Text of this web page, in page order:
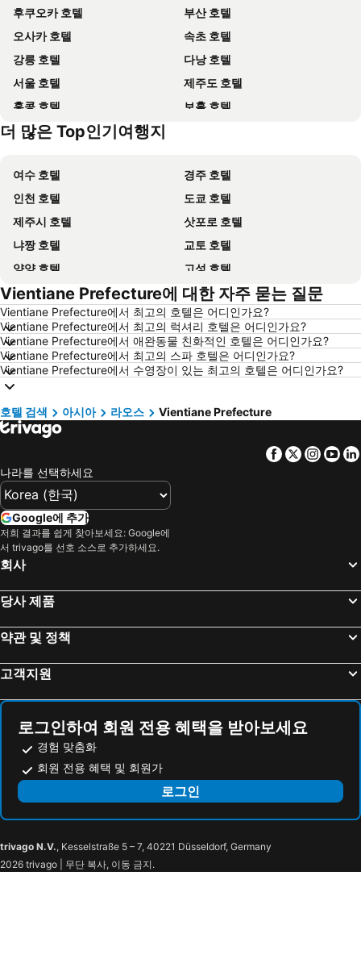
후쿠오카 호텔
부산 호텔
오사카 호텔
속초 호텔
강릉 호텔
다낭 호텔
서울 호텔
제주도 호텔
홍콩 호텔
보홀 호텔
강원도 호텔
더 많은 Top인기여행지
여수 호텔
경주 호텔
인천 호텔
도쿄 호텔
제주시 호텔
삿포로 호텔
냐짱 호텔
교토 호텔
양양 호텔
고성 호텔
대전 호텔
방콕 호텔
목포 호텔
포항 호텔
상하이 호텔
히로시마 호텔
평창 호텔
통영 호텔
Dolomiti 호텔
경기도 호텔
한국 호텔
Phu Quoc 호텔
크로아티아 해안 호텔
Paris 호텔
말레이시아 호텔
헝가리 호텔
라치오 호텔
Hanoi region 호텔
경상북도 호텔
Vientiane Prefecture에 대한 자주 묻는 질문
Vientiane Prefecture에서 최고의 호텔은 어디인가요?
Vientiane Prefecture에서 최고의 럭셔리 호텔은 어디인가요?
Vientiane Prefecture에서 애완동물 친화적인 호텔은 어디인가요?
Vientiane Prefecture에서 최고의 스파 호텔은 어디인가요?
Vientiane Prefecture에서 수영장이 있는 최고의 호텔은 어디인가요?
호텔 검색 아시아 라오스 Vientiane Prefecture
Facebook
Twitter
나라를 선택하세요
Google에 추가
저희 결과를 쉽게 찾아보세요: Google에
서 trivago를 선호 소스로 추가하세요.
회사
당사 제품
약관 및 정책
고객지원
로그인하여 회원 전용 혜택을 받아보세요
경험 맞춤화
회원 전용 혜택 및 회원가
로그인
trivago N.V., Kesselstraße 5 – 7, 40221 Düsseldorf, Germany
2026 trivago | 무단 복사, 이동 금지.